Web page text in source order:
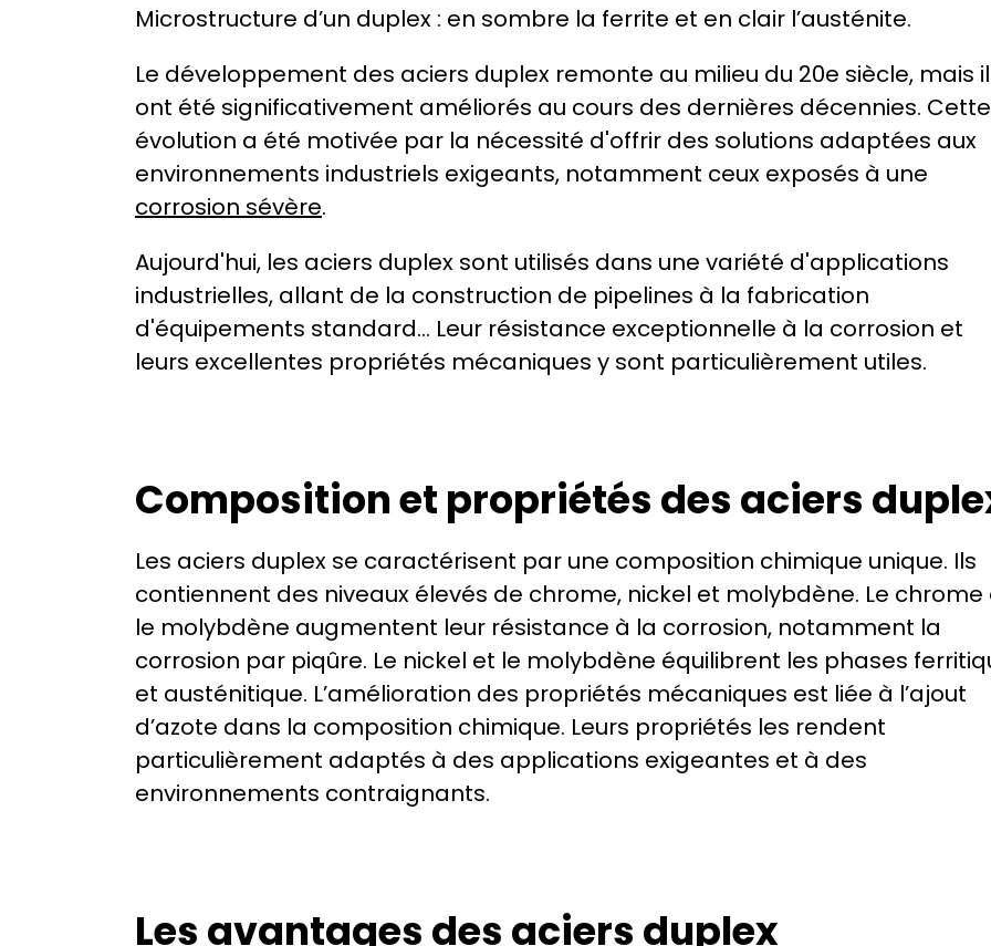
Microstructure d’un duplex : en sombre la ferrite et en clair l’austénite.
Le développement des aciers duplex remonte au milieu du 20e siècle, mais
ont été significativement améliorés au cours des dernières décennies. Cette
évolution a été motivée par la nécessité d'offrir des solutions adaptées aux
corrosion sévère.
Aujourd'hui, les aciers duplex sont utilisés dans une variété d'applications
industrielles, allant de la construction de pipelines à la fabrication
d'équipements standard… Leur résistance exceptionnelle à la corrosion et
leurs excellentes propriétés mécaniques y sont particulièrement utiles.
Composition et propriétés des aciers
Les aciers duplex se caractérisent par une composition chimique unique. Ils
contiennent des niveaux élevés de chrome, nickel et molybdène. Le chrome
le molybdène augmentent leur résistance à la corrosion, notamment la
corrosion par piqûre. Le nickel et le molybdène équilibrent les phases
et austénitique. L’amélioration des propriétés mécaniques est liée à l’ajout
d’azote dans la composition chimique. Leurs propriétés les rendent
particulièrement adaptés à des applications exigeantes et à des
environnements contraignants.
Les avantages des aciers duplex